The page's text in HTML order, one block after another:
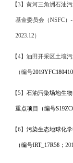
【3】 黄河三角洲石油
基金委员会（NSFC） -
2023.12）
【4】 油田开采区土壤
（编号
【5】 石油污染场地生
重点项目（编号
【6】 污染生态地球化
（编号IRT_17R58；